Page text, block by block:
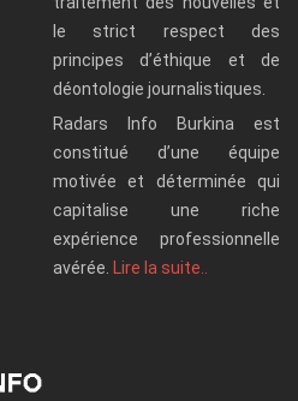
le strict respect des
principes d’éthique et de
déontologie journalistiques.
Radars Info Burkina est
constitué d’une équipe
motivée et déterminée qui
capitalise une riche
expérience professionnelle
avérée.
Lire la suite..